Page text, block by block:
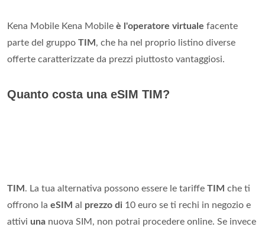
Kena Mobile Kena Mobile è l'operatore virtuale facente
parte del gruppo TIM , che ha nel proprio listino diverse
offerte caratterizzate da prezzi piuttosto vantaggiosi.
Quanto costa una eSIM TIM?
TIM . La tua alternativa possono essere le tariffe TIM che ti
offrono la eSIM al prezzo di 10 euro se ti rechi in negozio e
attivi una nuova SIM, non potrai procedere online. Se invece